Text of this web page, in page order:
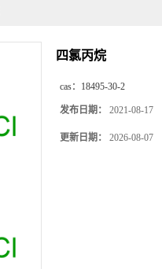
四氯丙烷
cas： 18495-30-2
发布日期： 2021-08-17
更新日期： 2026-08-07